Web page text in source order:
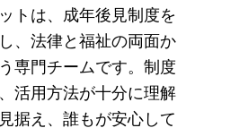
トは、成年後見制度を
、法律と福祉の両面か
専門チームです。制度
活用方法が十分に理解
据え、誰もが安心して